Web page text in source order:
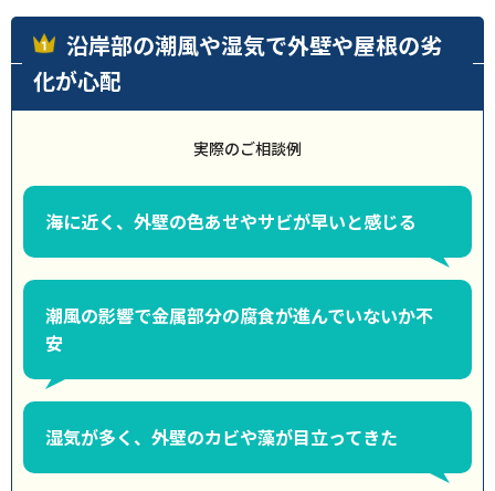
沿岸部の潮風や湿気で外壁や屋根の劣
化が心配
実際のご相談例
海に近く、外壁の色あせやサビが早いと感じる
潮風の影響で金属部分の腐食が進んでいないか不
安
湿気が多く、外壁のカビや藻が目立ってきた